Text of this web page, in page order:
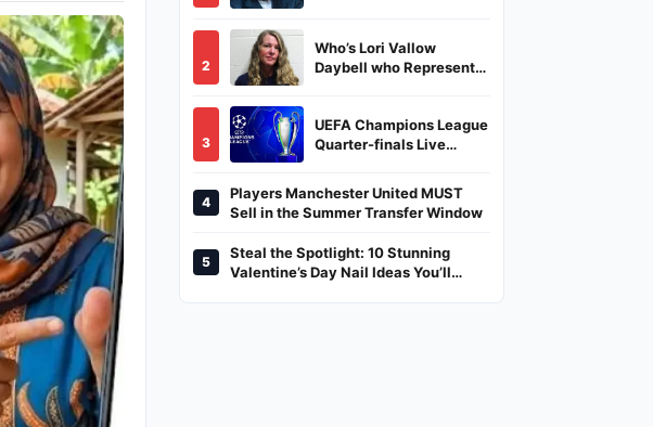
Burned in a Dumpster
2
Who’s Lori Vallow
Daybell who Represents
3
UEFA Champions League
Quarter-finals Live
And Where To Watch
4
Players Manchester United MUST
Sell in the Summer Transfer Window
5
Steal the Spotlight: 10 Stunning
Valentine’s Day Nail Ideas You’ll